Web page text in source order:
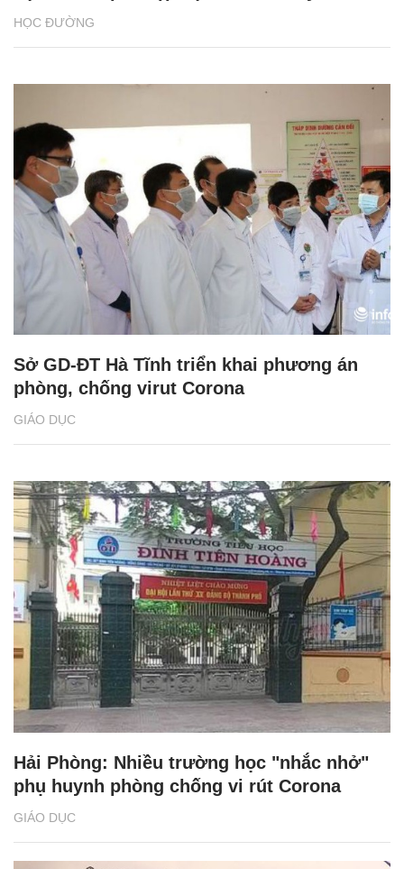
HỌC ĐƯỜNG
GIÁO DỤC
Sở GD-ĐT Hà Tĩnh triển khai phương án
phòng, chống virut Corona
GIÁO DỤC
Hải Phòng: Nhiều trường học "nhắc nhở"
phụ huynh phòng chống vi rút Corona